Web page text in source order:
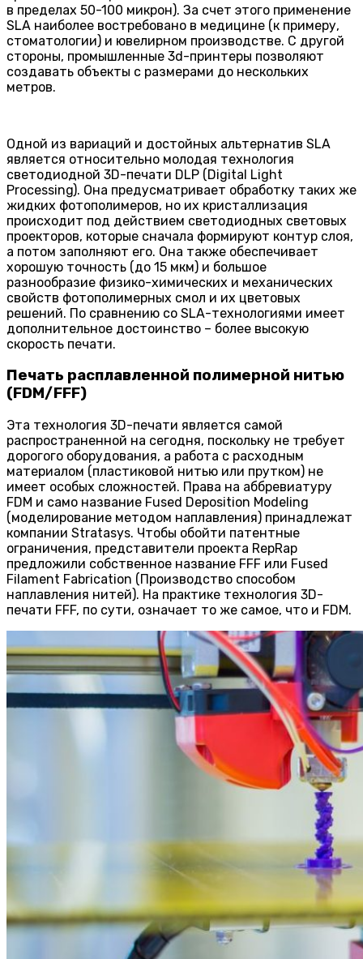
в пределах 50-100 микрон). За счет этого применение
SLA наиболее востребовано в медицине (к примеру,
стоматологии) и ювелирном производстве. С другой
стороны, промышленные 3d-принтеры позволяют
создавать объекты с размерами до нескольких
метров.
Одной из вариаций и достойных альтернатив SLA
является относительно молодая технология
светодиодной 3D-печати DLP (Digital Light
Processing). Она предусматривает обработку таких же
жидких фотополимеров, но их кристаллизация
происходит под действием светодиодных световых
проекторов, которые сначала формируют контур слоя,
а потом заполняют его. Она также обеспечивает
хорошую точность (до 15 мкм) и большое
разнообразие физико-химических и механических
свойств фотополимерных смол и их цветовых
решений. По сравнению со SLA-технологиями имеет
дополнительное достоинство – более высокую
скорость печати.
Печать расплавленной полимерной нитью
(FDM/FFF)
Эта технология 3D-печати является самой
распространенной на сегодня, поскольку не требует
дорогого оборудования, а работа с расходным
материалом (пластиковой нитью или прутком) не
имеет особых сложностей. Права на аббревиатуру
FDM и само название Fused Deposition Modeling
(моделирование методом наплавления) принадлежат
компании Stratasys. Чтобы обойти патентные
ограничения, представители проекта RepRap
предложили собственное название FFF или Fused
Filament Fabrication (Производство способом
наплавления нитей). На практике технология 3D-
печати FFF, по сути, означает то же самое, что и FDM.